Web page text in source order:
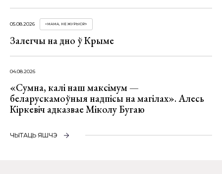
05.08.2026 «МАМА, НЕ ЖУРЫСЯ!»
Залегчы на дно ў Крыме
04.08.2026
«Сумна, калі наш максімум —
беларускамоўныя надпісы на магілах». Алесь
Кіркевіч адказвае Міколу Бугаю
ЧЫТАЦЬ ЯШЧЭ